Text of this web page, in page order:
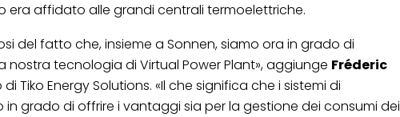
era affidato alle grandi centrali termoelettriche.
del fatto che, insieme a Sonnen, siamo ora in grado di
nostra tecnologia di Virtual Power Plant», aggiunge Fréderic
di Tiko Energy Solutions. «Il che significa che i sistemi di
grado di offrire i vantaggi sia per la gestione dei consumi dei